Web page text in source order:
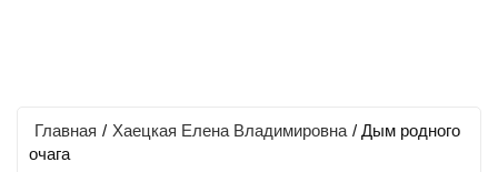
Главная / Хаецкая Елена Владимировна / Дым родного
очага